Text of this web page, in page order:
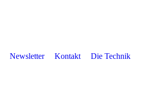
Newsletter Kontakt Die Technik